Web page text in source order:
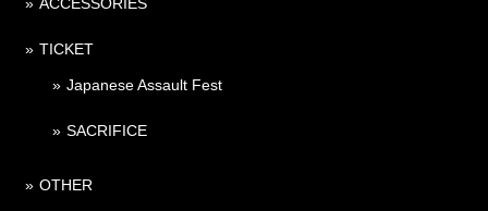
TICKET
Japanese Assault Fest
SACRIFICE
OTHER